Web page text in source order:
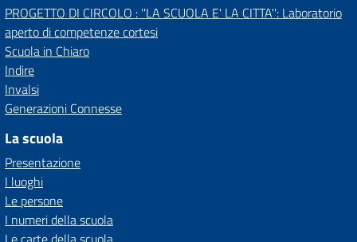
PROGETTO DI CIRCOLO : ''LA SCUOLA E' LA CITTA'': Laboratorio
aperto di competenze cortesi
Scuola in Chiaro
Indire
Invalsi
Generazioni Connesse
La scuola
Presentazione
I luoghi
Le persone
I numeri della scuola